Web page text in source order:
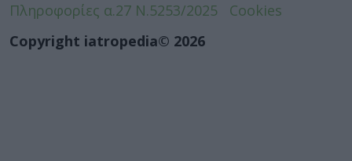
Πληροφορίες α.27 Ν.5253/2025
Cookies
Copyright iatropedia© 2026